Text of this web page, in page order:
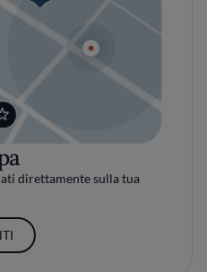
direttamente sulla tua